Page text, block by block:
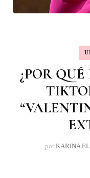
¿POR
por KARINA